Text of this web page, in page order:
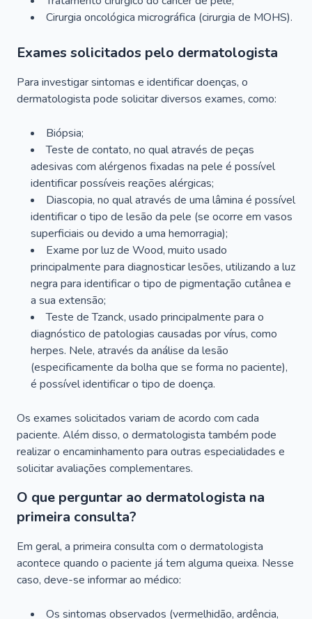
Cirurgia oncológica micrográfica (cirurgia de MOHS).
Exames solicitados pelo dermatologista
Para investigar sintomas e identificar doenças, o
dermatologista pode solicitar diversos exames, como:
Biópsia;
Teste de contato, no qual através de peças
adesivas com alérgenos fixadas na pele é possível
identificar possíveis reações alérgicas;
Diascopia, no qual através de uma lâmina é possível
identificar o tipo de lesão da pele (se ocorre em vasos
superficiais ou devido a uma hemorragia);
Exame por luz de Wood, muito usado
principalmente para diagnosticar lesões, utilizando a luz
negra para identificar o tipo de pigmentação cutânea e
a sua extensão;
Teste de Tzanck, usado principalmente para o
diagnóstico de patologias causadas por vírus, como
herpes. Nele, através da análise da lesão
(especificamente da bolha que se forma no paciente),
é possível identificar o tipo de doença.
Os exames solicitados variam de acordo com cada
paciente. Além disso, o dermatologista também pode
realizar o encaminhamento para outras especialidades e
solicitar avaliações complementares.
O que perguntar ao dermatologista na
primeira consulta?
Em geral, a primeira consulta com o dermatologista
acontece quando o paciente já tem alguma queixa. Nesse
caso, deve-se informar ao médico:
Os sintomas observados (vermelhidão, ardência,